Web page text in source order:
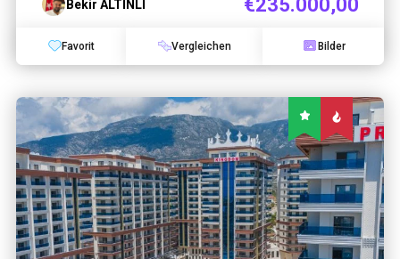
Bekir ALTİNLİ €235.000,00
Favorit Vergleichen Bilder